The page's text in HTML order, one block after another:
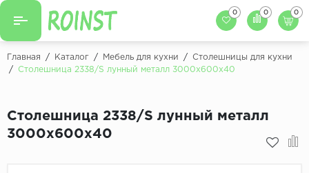
Назад Назад
Кухонный фартук
Декоры фасадов
0 0 0
Главная / Каталог / Мебель для кухни /
Столешницы для кухни
/
Столешница 2338/S лунный металл 3000х600х40
Столешница 2338/S лунный металл
3000х600х40